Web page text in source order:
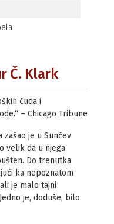
Č. Klark
čuda i
– Chicago Tribune
zašao je u Sunčev
velik da u njega
Do trenutka
ka nepoznatom
je malo tajni
je, doduše, bilo